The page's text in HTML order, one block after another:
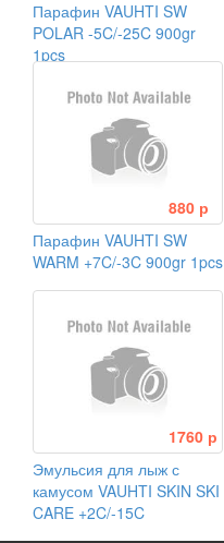
Парафин VAUHTI SW
POLAR -5C/-25C 900gr
1pcs
880 р
Парафин VAUHTI SW
WARM +7C/-3C 900gr 1pcs
1760 р
Эмульсия для лыж с
камусом VAUHTI SKIN SKI
CARE +2C/-15C